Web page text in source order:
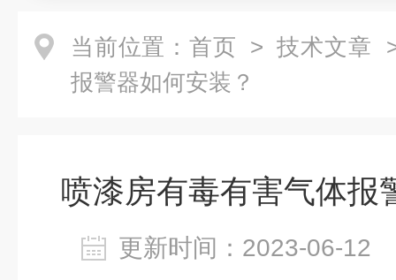
当前位置： 首页 > 技术文章
报警器如何安装？
喷漆房有毒有害气体报
更新时间：2023-06-